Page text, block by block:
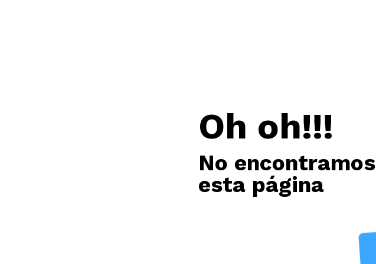
Oh oh!!!
No encontramos
esta página